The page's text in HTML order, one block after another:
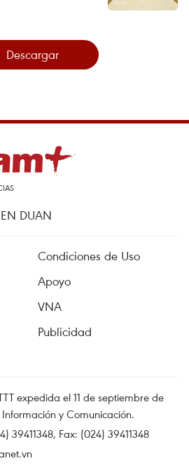
Descargar
DUAN
Condiciones de Uso
Apoyo
VNA
Publicidad
expedida el 11 de septiembre de
y Comunicación.
39411348, Fax: (024) 39411348